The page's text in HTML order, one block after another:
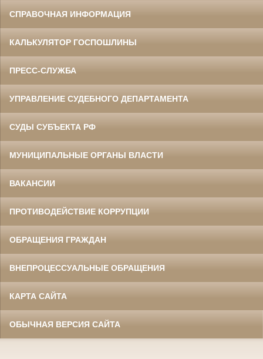
СПРАВОЧНАЯ ИНФОРМАЦИЯ
КАЛЬКУЛЯТОР ГОСПОШЛИНЫ
ПРЕСС-СЛУЖБА
УПРАВЛЕНИЕ СУДЕБНОГО ДЕПАРТАМЕНТА
СУДЫ СУБЪЕКТА РФ
МУНИЦИПАЛЬНЫЕ ОРГАНЫ ВЛАСТИ
ВАКАНСИИ
ПРОТИВОДЕЙСТВИЕ КОРРУПЦИИ
ОБРАЩЕНИЯ ГРАЖДАН
ВНЕПРОЦЕССУАЛЬНЫЕ ОБРАЩЕНИЯ
КАРТА САЙТА
ОБЫЧНАЯ ВЕРСИЯ САЙТА